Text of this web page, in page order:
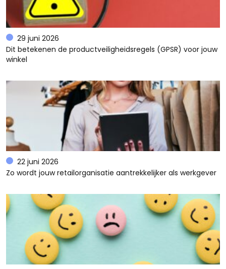
29 juni 2026
Dit betekenen de productveiligheidsregels (GPSR) voor jouw
winkel
22 juni 2026
Zo wordt jouw retailorganisatie aantrekkelijker als werkgever